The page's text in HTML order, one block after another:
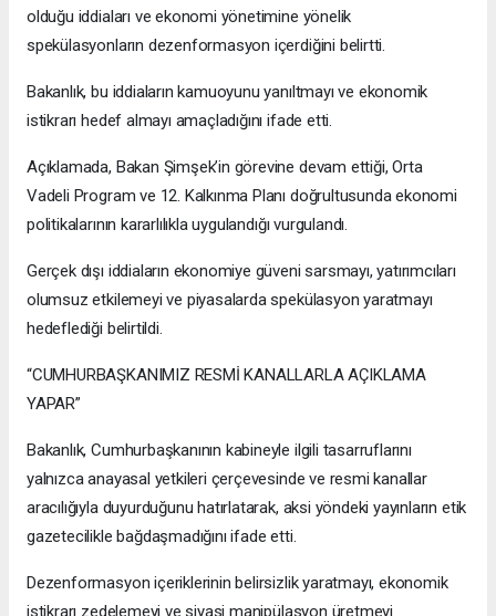
olduğu iddiaları ve ekonomi yönetimine yönelik
spekülasyonların dezenformasyon içerdiğini belirtti.
Bakanlık, bu iddiaların kamuoyunu yanıltmayı ve ekonomik
istikrarı hedef almayı amaçladığını ifade etti.
Açıklamada, Bakan Şimşek’in görevine devam ettiği, Orta
Vadeli Program ve 12. Kalkınma Planı doğrultusunda ekonomi
politikalarının kararlılıkla uygulandığı vurgulandı.
Gerçek dışı iddiaların ekonomiye güveni sarsmayı, yatırımcıları
olumsuz etkilemeyi ve piyasalarda spekülasyon yaratmayı
hedeflediği belirtildi.
“CUMHURBAŞKANIMIZ RESMİ KANALLARLA AÇIKLAMA
YAPAR”
Bakanlık, Cumhurbaşkanının kabineyle ilgili tasarruflarını
yalnızca anayasal yetkileri çerçevesinde ve resmi kanallar
aracılığıyla duyurduğunu hatırlatarak, aksi yöndeki yayınların etik
gazetecilikle bağdaşmadığını ifade etti.
Dezenformasyon içeriklerinin belirsizlik yaratmayı, ekonomik
istikrarı zedelemeyi ve siyasi manipülasyon üretmeyi